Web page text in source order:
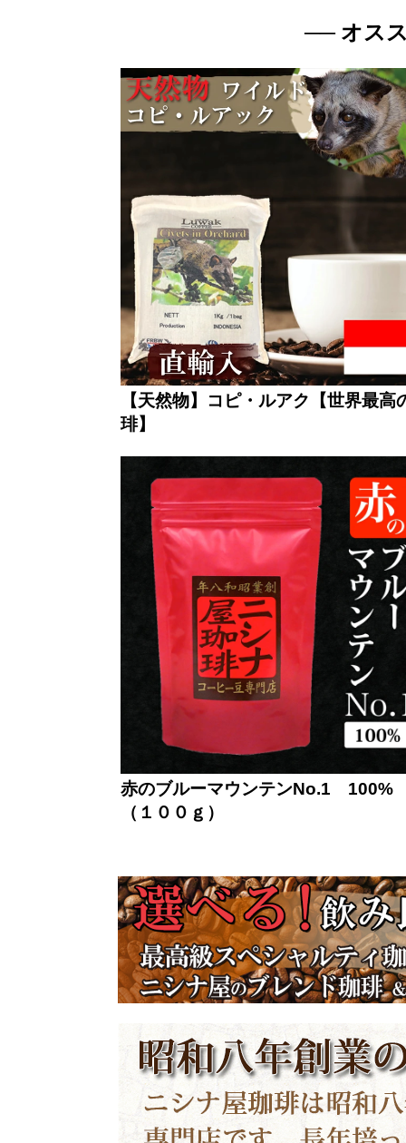
── オス
【天然物】コピ・ルアク【世界最高
琲】
赤のブルーマウンテンNo.1
（１００ｇ）